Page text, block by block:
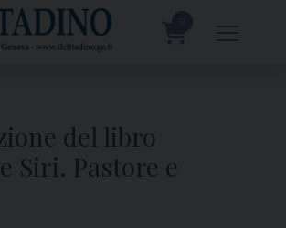
del libro
Siri. Pastore e